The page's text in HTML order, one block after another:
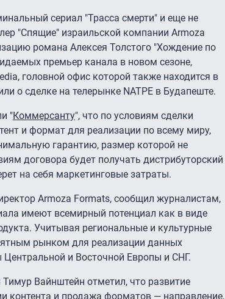
сериал "Трасса смерти" и еще не
"Спящие" израильской компании Armoza
романа Алексея Толстого "Хождение по
премьер канала в новом сезоне,
головной офис которой также находится в
о сделке на телерынке NATPE в Будапеште.
"Коммерсанту", что по условиям сделки
и формат для реализации по всему миру,
гарантию, размер которой не
договора будет получать дистрибуторский
на себя маркетинговые затраты.
Armoza Formats, сообщил журналистам,
имеют всемирный потенциал как в виде
Учитывая региональные и культурные
рынком для реализации данных
Центральной и Восточной Европы и СНГ.
Вайнштейн отметил, что развитие
контента и продажа форматов — направление,